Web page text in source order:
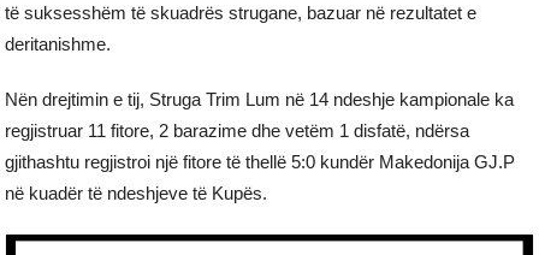
të suksesshëm të skuadrës strugane, bazuar në rezultatet e
deritanishme.
Nën drejtimin e tij, Struga Trim Lum në 14 ndeshje kampionale ka
regjistruar 11 fitore, 2 barazime dhe vetëm 1 disfatë, ndërsa
gjithashtu regjistroi një fitore të thellë 5:0 kundër Makedonija GJ.P
në kuadër të ndeshjeve të Kupës.